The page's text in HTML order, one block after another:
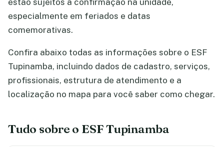
estão sujeitos a confirmação na unidade,
especialmente em feriados e datas
comemorativas.
Confira abaixo todas as informações sobre o ESF
Tupinamba, incluindo dados de cadastro, serviços,
profissionais, estrutura de atendimento e a
localização no mapa para você saber como chegar.
Tudo sobre o ESF Tupinamba